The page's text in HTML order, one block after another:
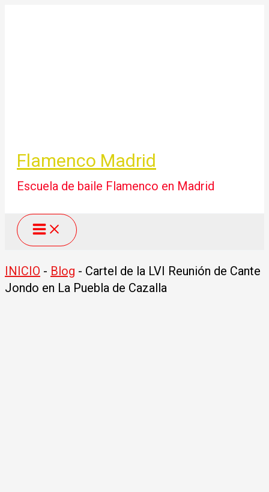
Flamenco Madrid
Escuela de baile Flamenco en Madrid
INICIO - Blog - Cartel de la LVI Reunión de Cante
Jondo en La Puebla de Cazalla